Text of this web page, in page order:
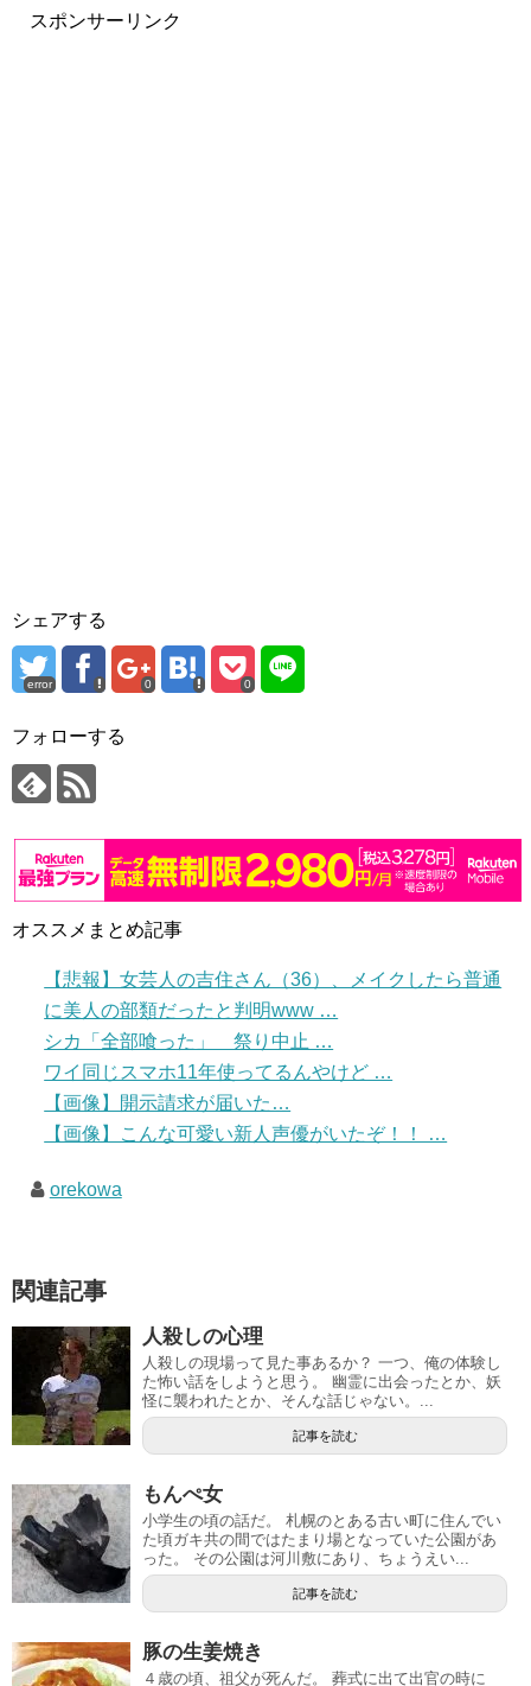
スポンサーリンク
シェアする
error 0 0
フォローする
オススメまとめ記事
【悲報】女芸人の吉住さん（36）、メイクしたら普通
に美人の部類だったと判明www …
シカ「全部喰った」 祭り中止 …
ワイ同じスマホ11年使ってるんやけど …
【画像】開示請求が届いた…
【画像】こんな可愛い新人声優がいたぞ！！ …
orekowa
関連記事
人殺しの心理
人殺しの現場って見た事あるか？ 一つ、俺の体験し
た怖い話をしようと思う。 幽霊に出会ったとか、妖
怪に襲われたとか、そんな話じゃない。...
記事を読む
もんぺ女
小学生の頃の話だ。 札幌のとある古い町に住んでい
た頃ガキ共の間ではたまり場となっていた公園があ
った。 その公園は河川敷にあり、ちょうえい...
記事を読む
豚の生姜焼き
４歳の頃、祖父が死んだ。 葬式に出て出官の時に